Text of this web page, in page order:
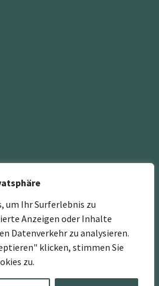
um Ihr Surferlebnis zu
Anzeigen oder Inhalte
Datenverkehr zu analysieren.
klicken, stimmen Sie
zu.
ist ein Teil der Jumbogras &
Weitere Mitglieder sind:
,www.jumbograshecke.com,